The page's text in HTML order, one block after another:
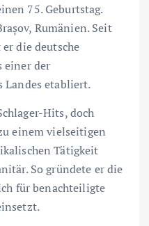
75. Geburtstag.
Rumänien. Seit
die deutsche
einer der
Landes etabliert.
Hits, doch
einem vielseitigen
Tätigkeit
So gründete er die
für benachteiligte